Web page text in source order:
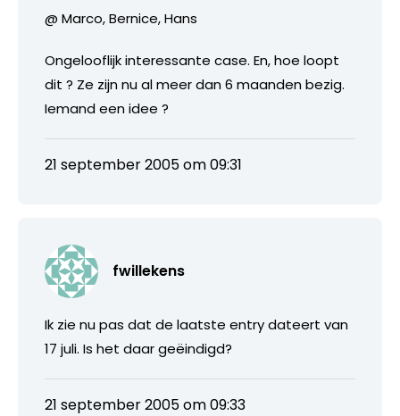
@ Marco, Bernice, Hans
Ongelooflijk interessante case. En, hoe loopt
dit ? Ze zijn nu al meer dan 6 maanden bezig.
Iemand een idee ?
21 september 2005 om 09:31
fwillekens
Ik zie nu pas dat de laatste entry dateert van
17 juli. Is het daar geëindigd?
21 september 2005 om 09:33